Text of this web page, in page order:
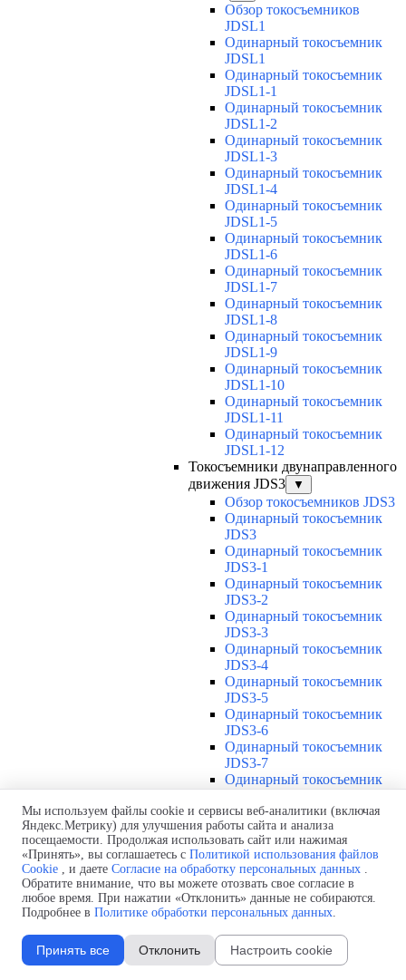
Обзор токосъемников
JDSL1
Одинарный токосъемник
JDSL1
Одинарный токосъемник
JDSL1-1
Одинарный токосъемник
JDSL1-2
Одинарный токосъемник
JDSL1-3
Одинарный токосъемник
JDSL1-4
Одинарный токосъемник
JDSL1-5
Одинарный токосъемник
JDSL1-6
Одинарный токосъемник
JDSL1-7
Одинарный токосъемник
JDSL1-8
Одинарный токосъемник
JDSL1-9
Одинарный токосъемник
JDSL1-10
Одинарный токосъемник
JDSL1-11
Одинарный токосъемник
JDSL1-12
Токосъемники двунаправленного
движения JDS3
▼
Обзор токосъемников JDS3
Одинарный токосъемник
JDS3
Одинарный токосъемник
JDS3-1
Одинарный токосъемник
JDS3-2
Одинарный токосъемник
JDS3-3
Одинарный токосъемник
JDS3-4
Одинарный токосъемник
JDS3-5
Одинарный токосъемник
JDS3-6
Одинарный токосъемник
JDS3-7
Одинарный токосъемник
Одинарный токосъемник
JDS3-9
Одинарный токосъемник
JDS3-10
Одинарный токосъемник
JDS3-11
Одинарный токосъемник
Соединения U12
Защитная оболочка для
Мы используем файлы cookie и сервисы веб-аналитики (включая
Яндекс.Метрику) для улучшения работы сайта и анализа
посещаемости. Продолжая использовать сайт или нажимая
«Принять», вы соглашаетесь с Политикой использования файлов
Cookie , и даете Согласие на обработку персональных данных .
Обратите внимание, что вы можете отозвать свое согласие в
любое время. При нажатии «Отклонить» данные не собираются.
Подробнее в Политике обработки персональных данных.
Принять все Отклонить Настроить cookie